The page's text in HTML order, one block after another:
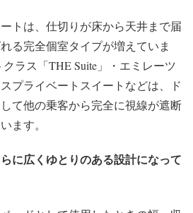
トは、仕切りが床から天井まで届
る完全個室タイプが増えていま
ラス「THE Suite」・エミレーツ
プライベートスイートなどは、ド
て他の乗客から完全に視線が遮断
ます。
に広くゆとりのある設計になって